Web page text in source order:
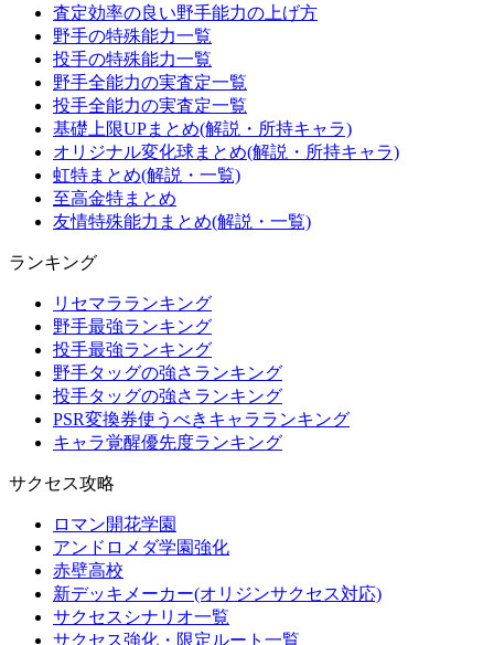
査定効率の良い野手能力の上げ方
野手の特殊能力一覧
投手の特殊能力一覧
野手全能力の実査定一覧
投手全能力の実査定一覧
基礎上限UPまとめ(解説・所持キャラ)
オリジナル変化球まとめ(解説・所持キャラ)
虹特まとめ(解説・一覧)
至高金特まとめ
友情特殊能力まとめ(解説・一覧)
ランキング
リセマラランキング
野手最強ランキング
投手最強ランキング
野手タッグの強さランキング
投手タッグの強さランキング
PSR変換券使うべきキャラランキング
キャラ覚醒優先度ランキング
サクセス攻略
ロマン開花学園
アンドロメダ学園強化
赤壁高校
新デッキメーカー(オリジンサクセス対応)
サクセスシナリオ一覧
サクセス強化・限定ルート一覧